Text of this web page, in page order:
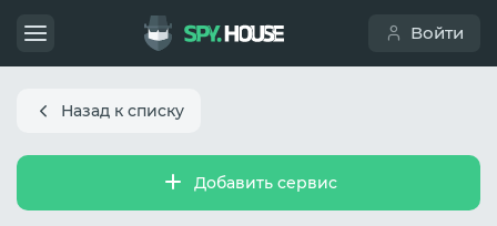
Войти
Назад к списку
Добавить сервис